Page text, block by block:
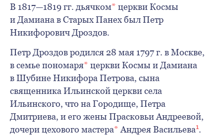
В 1817—1819 гг. дьячком* церкви Космы
и Дамиана в Старых Панех был Петр
Никифорович Дроздов.
Петр Дроздов родился 28 мая 1797 г. в Москве,
в семье пономаря* церкви Космы и Дамиана
в Шубине Никифора Петрова, сына
священника Ильинской церкви села
Ильинского, что на Городище, Петра
Дмитриева, и его жены Прасковьи Андреевой,
дочери цехового мастера* Андрея Васильева1.